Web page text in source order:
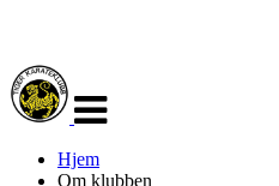
navigasjon
Hjem
Om klubben